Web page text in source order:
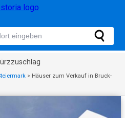
> Häuser zum Verkauf in Bruck-